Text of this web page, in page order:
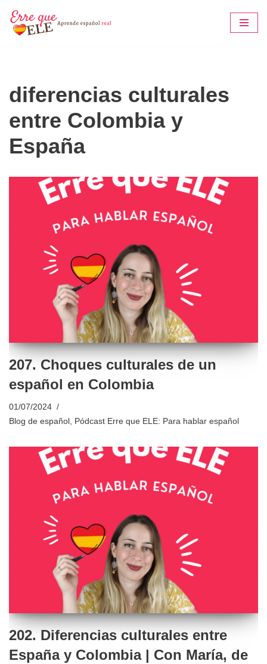
Saltar
diferencias culturales
entre Colombia y
España
207. Choques culturales de un
español en Colombia
01/07/2024
Blog de español , Pódcast Erre que ELE: Para hablar español
202. Diferencias culturales entre
España y Colombia | Con María, de